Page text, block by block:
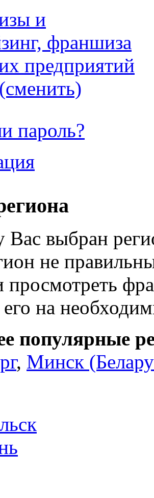
(сменить)
пароль?
Вас выбран
не
просмотреть
его на
популярные
, Минск